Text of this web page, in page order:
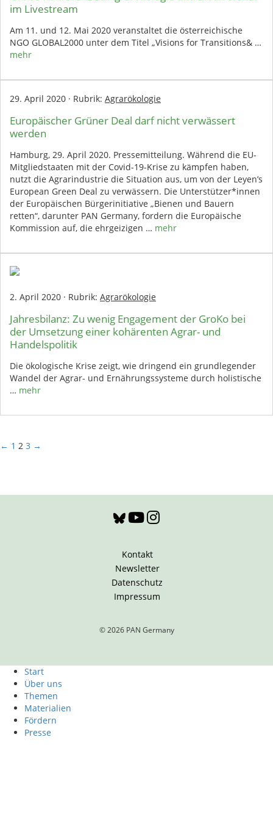
im Livestream
Am 11. und 12. Mai 2020 veranstaltet die österreichische
NGO GLOBAL2000 unter dem Titel „Visions for Transitions& …
mehr
29. April 2020 · Rubrik: Agrarökologie
Europäischer Grüner Deal darf nicht verwässert
werden
Hamburg, 29. April 2020. Pressemitteilung. Während die EU-
Mitgliedstaaten mit der Covid-19-Krise zu kämpfen haben,
nutzt die Agrarindustrie die Situation aus, um von der Leyen’s
European Green Deal zu verwässern. Die Unterstützer*innen
der Europäischen Bürgerinitiative „Bienen und Bauern
retten“, darunter PAN Germany, fordern die Europäische
Kommission auf, die ehrgeizigen … mehr
2. April 2020 · Rubrik: Agrarökologie
Jahresbilanz: Zu wenig Engagement der GroKo bei
der Umsetzung einer kohärenten Agrar- und
Handelspolitik
Die ökologische Krise zeigt, wie dringend ein grundlegender
Wandel der Agrar- und Ernährungssysteme durch holistische
… mehr
← 1 2 3 →
Kontakt
Newsletter
Datenschutz
Impressum
© 2026 PAN Germany
Start
Über uns
Themen
Materialien
Fördern
Presse